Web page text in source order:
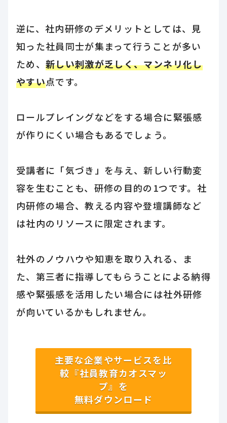
逆に、社内研修のデメリットとしては、見
知った社員同士が集まって行うことが多い
ため、新しい刺激が乏しく、マンネリ化し
やすい点です。
ロールプレイングなどをする場合に緊張感
が作りにくい場合もあるでしょう。
受講者に「気づき」を与え、新しい行動変
容を生むことも、研修の目的の1つです。社
内研修の場合、教える内容や登壇講師など
は社内のリソースに限定されます。
社外のノウハウや知恵を取り入れる、ま
た、第三者に指導してもらうことによる納得
感や緊張感を活用したい場合には社外研修
が向いているかもしれません。
主要な企業やサービスを比
較『社員教育カオスマッ
プ』を
無料ダウンロード